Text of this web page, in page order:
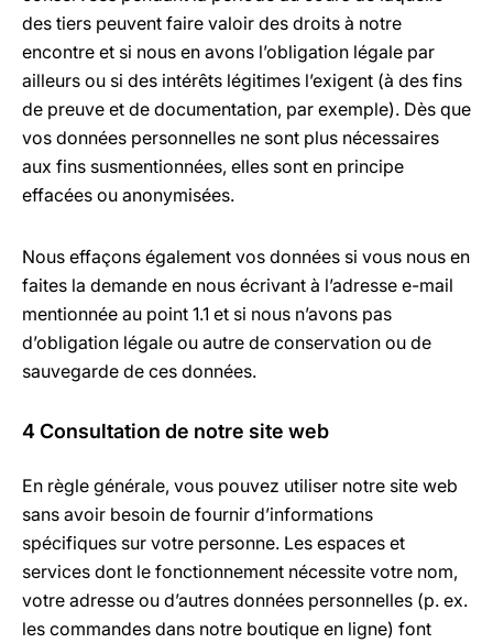
des tiers peuvent faire valoir des droits à notre
encontre et si nous en avons l’obligation légale par
ailleurs ou si des intérêts légitimes l’exigent (à des fins
de preuve et de documentation, par exemple). Dès que
vos données personnelles ne sont plus nécessaires
aux fins susmentionnées, elles sont en principe
effacées ou anonymisées.
Nous effaçons également vos données si vous nous en
faites la demande en nous écrivant à l’adresse e-mail
mentionnée au point 1.1 et si nous n’avons pas
d’obligation légale ou autre de conservation ou de
sauvegarde de ces données.
4 Consultation de notre site web
En règle générale, vous pouvez utiliser notre site web
sans avoir besoin de fournir d’informations
spécifiques sur votre personne. Les espaces et
services dont le fonctionnement nécessite votre nom,
votre adresse ou d’autres données personnelles (p. ex.
les commandes dans notre boutique en ligne) font